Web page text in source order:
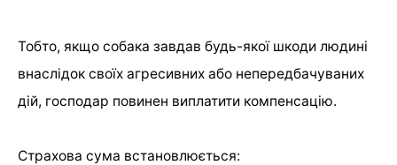
Тобто, якщо собака завдав будь-якої шкоди людині
внаслідок своїх агресивних або непередбачуваних
дій, господар повинен виплатити компенсацію.
Страхова сума встановлюється: